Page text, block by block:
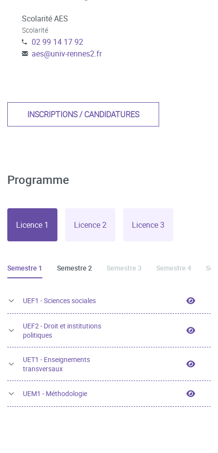
Scolarité AES
Scolarité
02 99 14 17 92
aes@univ-rennes2.fr
INSCRIPTIONS / CANDIDATURES
Programme
Licence 1 Licence 2 Licence 3
Semestre 1 Semestre 2 Semestre 3 Semestre 4
UEF1 - Sciences sociales UEF1
UEF2 - Droit et institutions
politiques
UEF2
UET1 - Enseignements
transversaux
UET1
UEM1 - Méthodologie UEM1